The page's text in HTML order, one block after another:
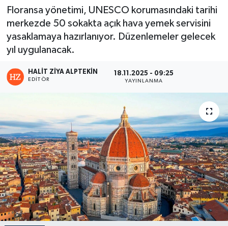
Floransa yönetimi, UNESCO korumasındaki tarihi
merkezde 50 sokakta açık hava yemek servisini
yasaklamaya hazırlanıyor. Düzenlemeler gelecek
yıl uygulanacak.
HALIT ZIYA ALPTEKIN
EDITÖR
18.11.2025 - 09:25
YAYINLANMA
KRİPTO
OTOMOTİV
Tüm Manşetler
Son Dakika Haberleri